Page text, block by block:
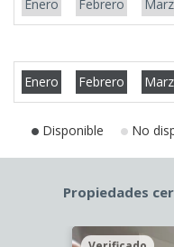
Enero Febrero
Enero Febrero
Disponible No
Propiedades